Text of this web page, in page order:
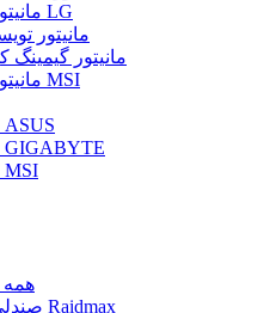
مانیتور گیمینگ LG
مانیتور
مانیتور گیمینگ
مانیتور گیمینگ MSI
مادربرد گیمینگ ASUS
مادربرد گیمینگ GIGABYTE
مادربرد گیمینگ MSI
همه
صندلی گیمینگ Raidmax